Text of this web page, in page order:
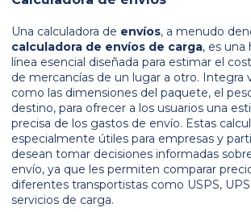
Una calculadora de envíos, a menudo
calculadora de envíos de carga, es una
línea esencial diseñada para estimar el
de mercancías de un lugar a otro. Integra
como las dimensiones del paquete, el
destino, para ofrecer a los usuarios una
precisa de los gastos de envío. Estas
especialmente útiles para empresas y
desean tomar decisiones informadas
envío, ya que les permiten comparar
diferentes transportistas como USPS,
servicios de carga.